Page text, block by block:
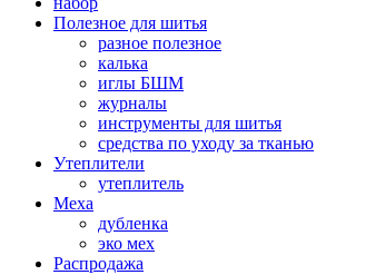
Полезное для шитья
разное полезное
калька
иглы БШМ
журналы
инструменты для шитья
средства по уходу за тканью
Утеплители
утеплитель
Меха
дубленка
эко мех
Распродажа